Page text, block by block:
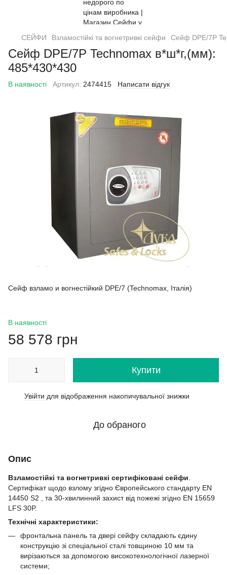
СЕЙФИ Взламостійкі та вогнетривкі сейфи Сейф DPE/7P
Сейф DPE/7P Technomax в*ш*г,(мм):
485*430*430
В наявності Артикул: 2474415 Написати відгук
Сейф взламо и вогнестійкий DPE/7 (Technomax, Італія)
В наявності
58 578 грн
Купити
Увійти для відображення накопичувальної знижки
До обраного
Опис
Взламостійкі та вогнетривкі сертифіковані сейфи
Сертифікат щодо взлому згідно Європейського стандарту EN
14450 S2 , та 30-хвилинний захист від пожежі згідно EN 15659
LFS 30P.
Технічні характеристики:
фронтальна панель та двері сейфу складають єдину
конструкцію зі спеціальної сталі товщиною 10 мм та
вирізаються за допомогою високотехнологічної лазерної
системи;